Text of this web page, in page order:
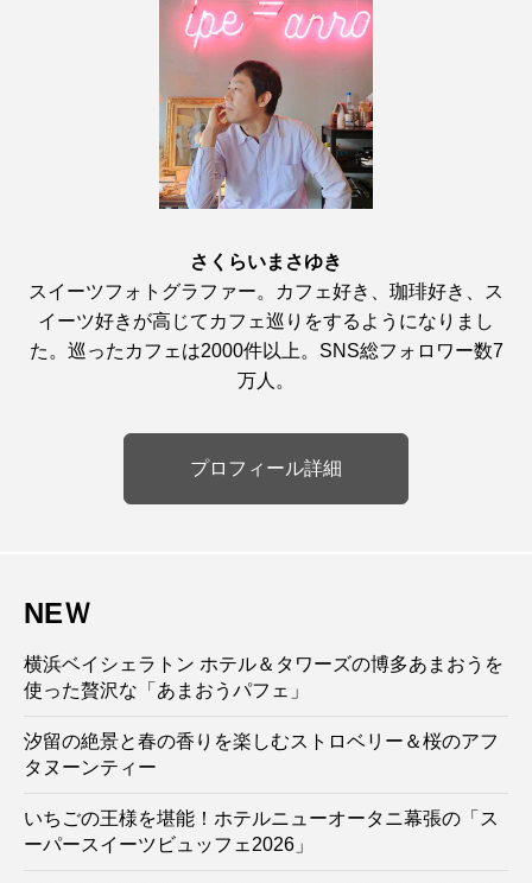
さくらいまさゆき
スイーツフォトグラファー。カフェ好き、珈琲好き、ス
イーツ好きが高じてカフェ巡りをするようになりまし
た。巡ったカフェは2000件以上。SNS総フォロワー数7
万人。
プロフィール詳細
NEＷ
横浜ベイシェラトン ホテル＆タワーズの博多あまおうを
使った贅沢な「あまおうパフェ」
汐留の絶景と春の香りを楽しむストロベリー＆桜のアフ
タヌーンティー
いちごの王様を堪能！ホテルニューオータニ幕張の「ス
ーパースイーツビュッフェ2026」